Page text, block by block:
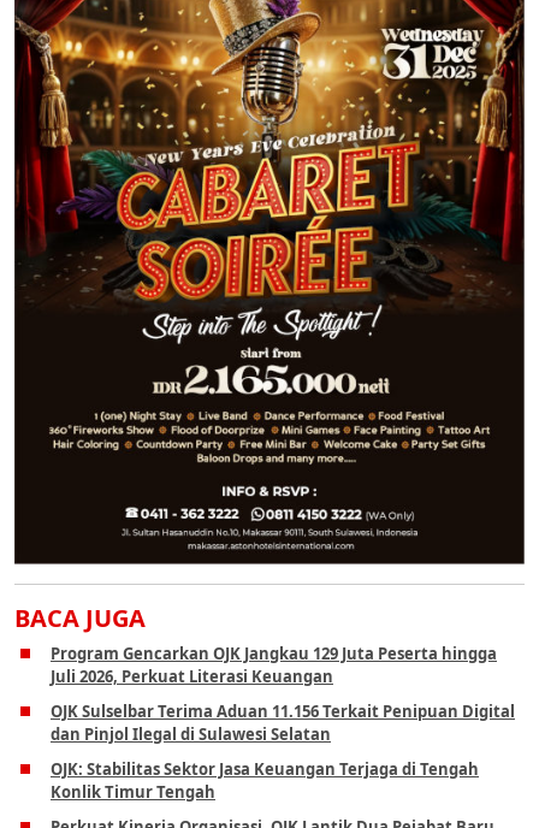
BACA JUGA
Program Gencarkan OJK Jangkau 129 Juta Peserta hingga
Juli 2026, Perkuat Literasi Keuangan
OJK Sulselbar Terima Aduan 11.156 Terkait Penipuan Digital
dan Pinjol Ilegal di Sulawesi Selatan
OJK: Stabilitas Sektor Jasa Keuangan Terjaga di Tengah
Konlik Timur Tengah